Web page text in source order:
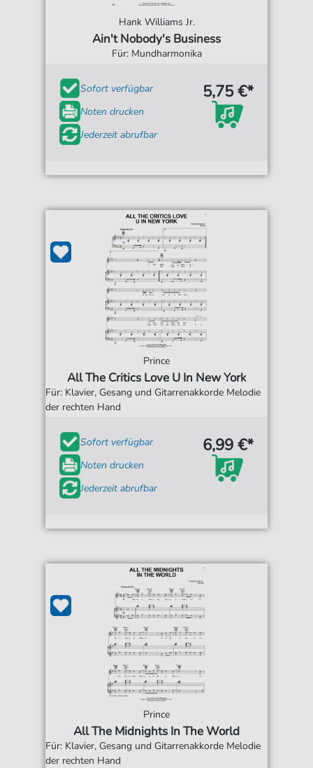
Hank Williams Jr.
Ain't Nobody's Business
Für: Mundharmonika
Sofort verfügbar
Noten drucken
Jederzeit abrufbar
5,75 €*
Prince
All The Critics Love U In New York
Für: Klavier, Gesang und Gitarrenakkorde Melodie
der rechten Hand
Sofort verfügbar
Noten drucken
Jederzeit abrufbar
6,99 €*
Prince
All The Midnights In The World
Für: Klavier, Gesang und Gitarrenakkorde Melodie
der rechten Hand